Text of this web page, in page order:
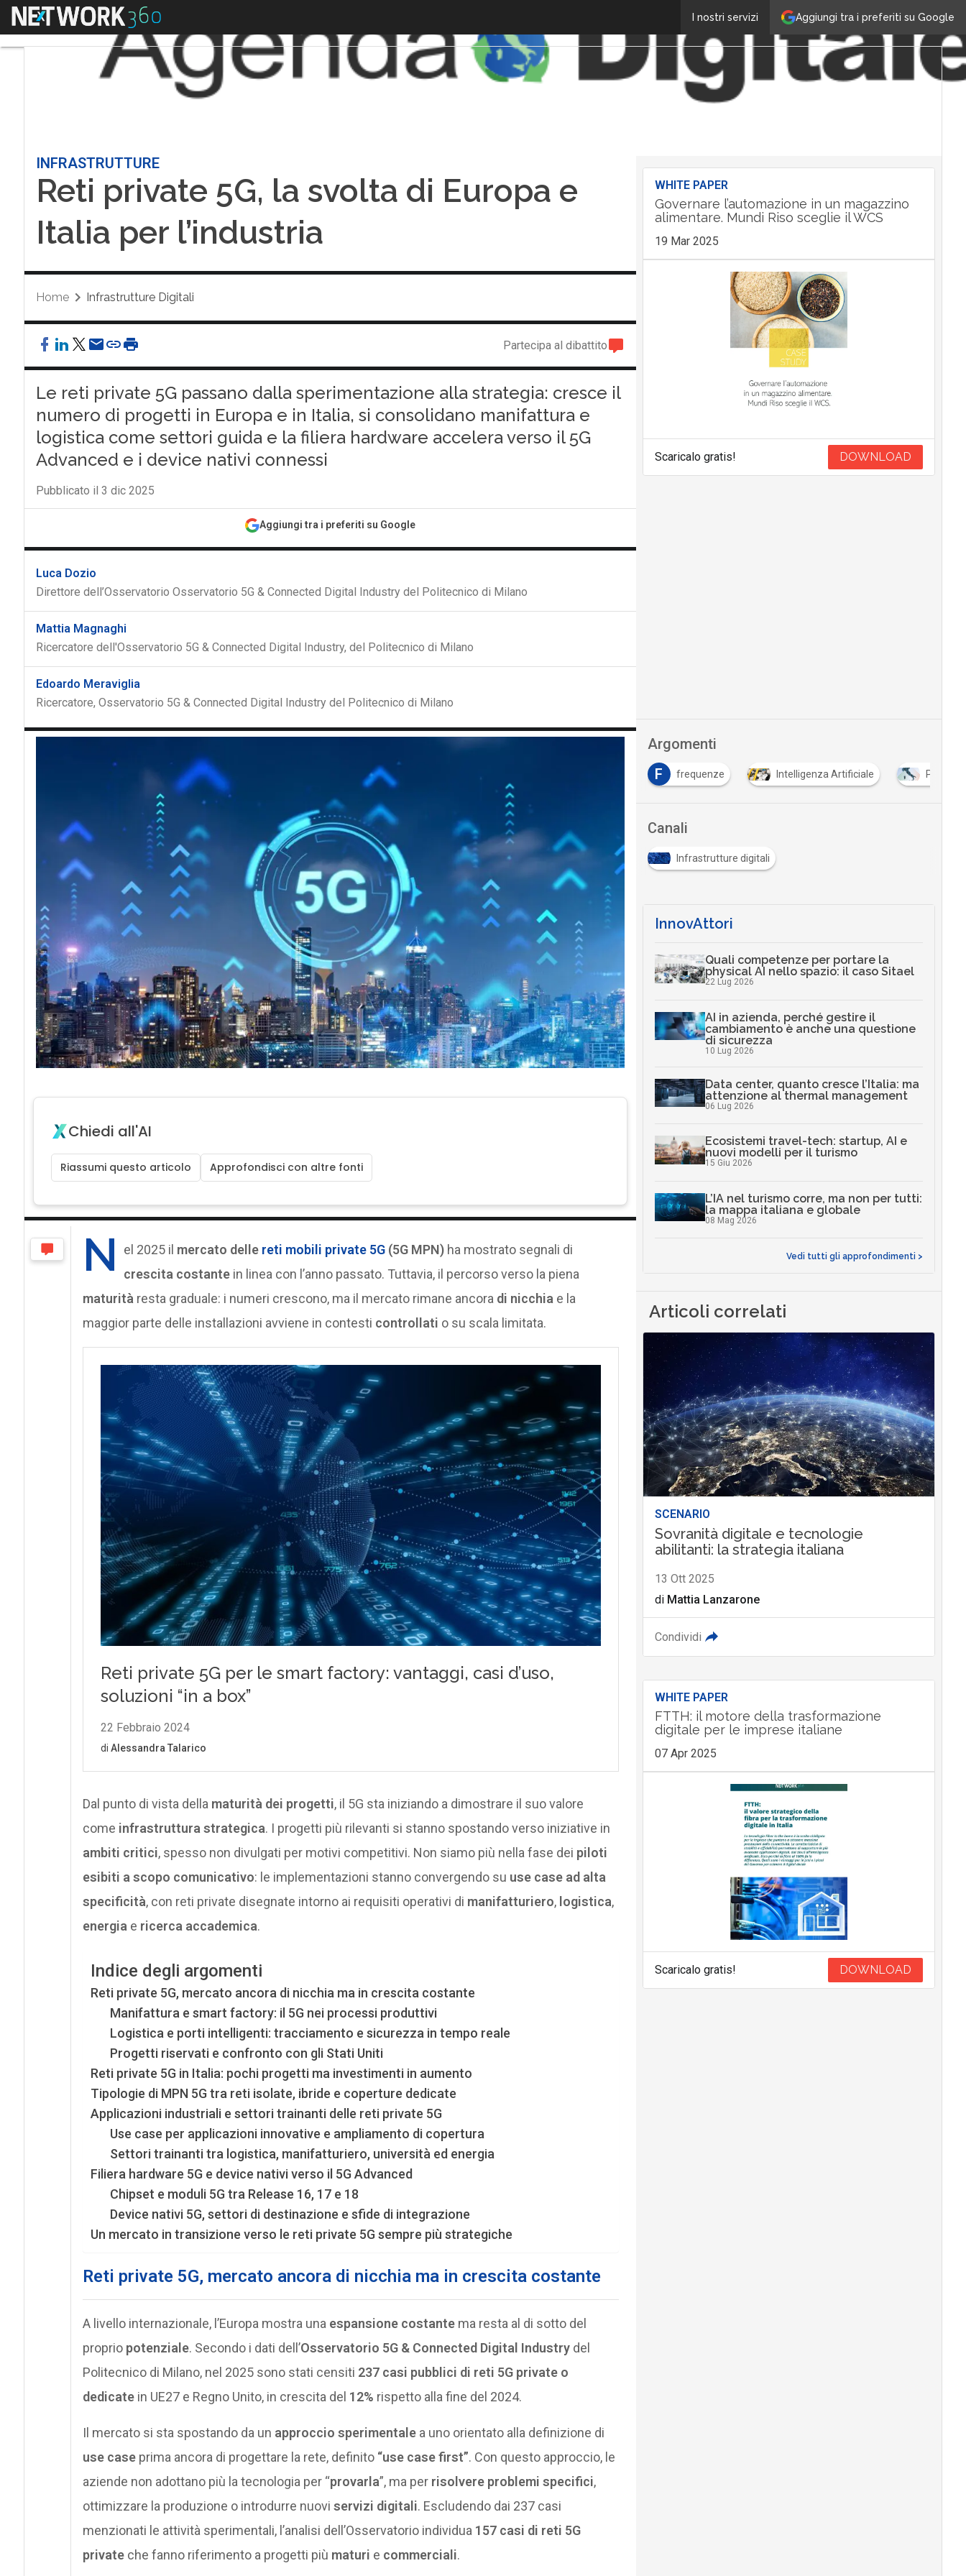
Aggiungi tra i preferiti su Google
I nostri servizi
Menu
INFRASTRUTTURE
Reti private 5G, la svolta di Europa e
Italia per l’industria
Home Infrastrutture Digitali
Partecipa al dibattito
Le reti private 5G passano dalla sperimentazione alla strategia: cresce il
numero di progetti in Europa e in Italia, si consolidano manifattura e
logistica come settori guida e la filiera hardware accelera verso il 5G
Advanced e i device nativi connessi
Pubblicato il 3 dic 2025
Aggiungi tra i preferiti su Google
Luca Dozio
Direttore dell’Osservatorio Osservatorio 5G & Connected Digital Industry del Politecnico di Milano
Mattia Magnaghi
Ricercatore dell'Osservatorio 5G & Connected Digital Industry, del Politecnico di Milano
Edoardo Meraviglia
Ricercatore, Osservatorio 5G & Connected Digital Industry del Politecnico di Milano
Chiedi all'AI
Riassumi questo articolo Approfondisci con altre fonti
N el 2025 il mercato dellereti mobili private 5G (5G MPN)ha mostrato segnali di
crescita costantein linea con l’anno passato. Tuttavia, il percorso verso la piena
maturità resta graduale: i numeri crescono, ma il mercato rimane ancora di nicchia e la
maggior parte delle installazioni avviene in contesti controllati o su scala limitata.
Dal punto di vista della maturità dei progetti, il 5G sta iniziando a dimostrare il suo valore
come infrastruttura strategica. I progetti più rilevanti si stanno spostando verso iniziative in
ambiti critici, spesso non divulgati per motivi competitivi. Non siamo più nella fase dei piloti
esibiti a scopo comunicativo: le implementazioni stanno convergendo su use case ad alta
specificità, con reti private disegnate intorno ai requisiti operativi di manifatturiero, logistica,
energia e ricerca accademica.
Indice degli argomenti
Reti private 5G, mercato ancora di nicchia ma in crescita costante
Manifattura e smart factory: il 5G nei processi produttivi
Logistica e porti intelligenti: tracciamento e sicurezza in tempo reale
Progetti riservati e confronto con gli Stati Uniti
Reti private 5G in Italia: pochi progetti ma investimenti in aumento
Tipologie di MPN 5G tra reti isolate, ibride e coperture dedicate
Applicazioni industriali e settori trainanti delle reti private 5G
Use case per applicazioni innovative e ampliamento di copertura
Settori trainanti tra logistica, manifatturiero, università ed energia
Filiera hardware 5G e device nativi verso il 5G Advanced
Chipset e moduli 5G tra Release 16, 17 e 18
Device nativi 5G, settori di destinazione e sfide di integrazione
Un mercato in transizione verso le reti private 5G sempre più strategiche
Reti private 5G, mercato ancora di nicchia ma in crescita costante
A livello internazionale, l’Europa mostra una espansione costantema resta al di sotto del
proprio potenziale. Secondo i dati dell’Osservatorio 5G & Connected Digital Industrydel
Politecnico di Milano, nel 2025 sono stati censiti 237 casi pubblici di reti 5G private o
dedicatein UE27 e Regno Unito, in crescita del 12% rispetto alla fine del 2024.
Il mercato si sta spostando da un approccio sperimentalea uno orientato alla definizione di
use caseprima ancora di progettare la rete, definito “use case first”. Con questo approccio, le
aziende non adottano più la tecnologia per “provarla”, ma per risolvere problemi specifici,
ottimizzare la produzione o introdurre nuovi servizi digitali. Escludendo dai 237 casi
menzionati le attività sperimentali, l’analisi dell’Osservatorio individua 157 casi di reti 5G
privateche fanno riferimento a progetti più maturi e commerciali.
WHITE PAPER
Governare l’automazione in un magazzino
alimentare. Mundi Riso sceglie il WCS
19 Mar 2025
Scaricalo gratis! DOWNLOAD
Argomenti
F frequenze Intelligenza Artificiale PNRR
Canali
Infrastrutture digitali
InnovAttori
Quali competenze per portare la
physical AI nello spazio: il caso Sitael
22 Lug 2026
AI in azienda, perché gestire il
cambiamento è anche una questione
di sicurezza
10 Lug 2026
Data center, quanto cresce l’Italia: ma
attenzione al thermal management
06 Lug 2026
Ecosistemi travel-tech: startup, AI e
nuovi modelli per il turismo
15 Giu 2026
L’IA nel turismo corre, ma non per tutti:
la mappa italiana e globale
08 Mag 2026
Vedi tutti gli approfondimenti >
Articoli correlati
SCENARIO
Sovranità digitale e tecnologie
abilitanti: la strategia italiana
13 Ott 2025
di Mattia Lanzarone
Condividi
WHITE PAPER
FTTH: il motore della trasformazione
digitale per le imprese italiane
07 Apr 2025
Scaricalo gratis! DOWNLOAD